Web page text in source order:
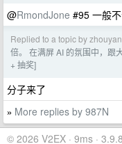
@RmondJone #95 一般
Replied to a topic by
倍。 在满屏 AI 的氛围中，跟
+ 抽奖]
分子来了
» More replies by 987N
© 2026 V2EX · 9ms ·